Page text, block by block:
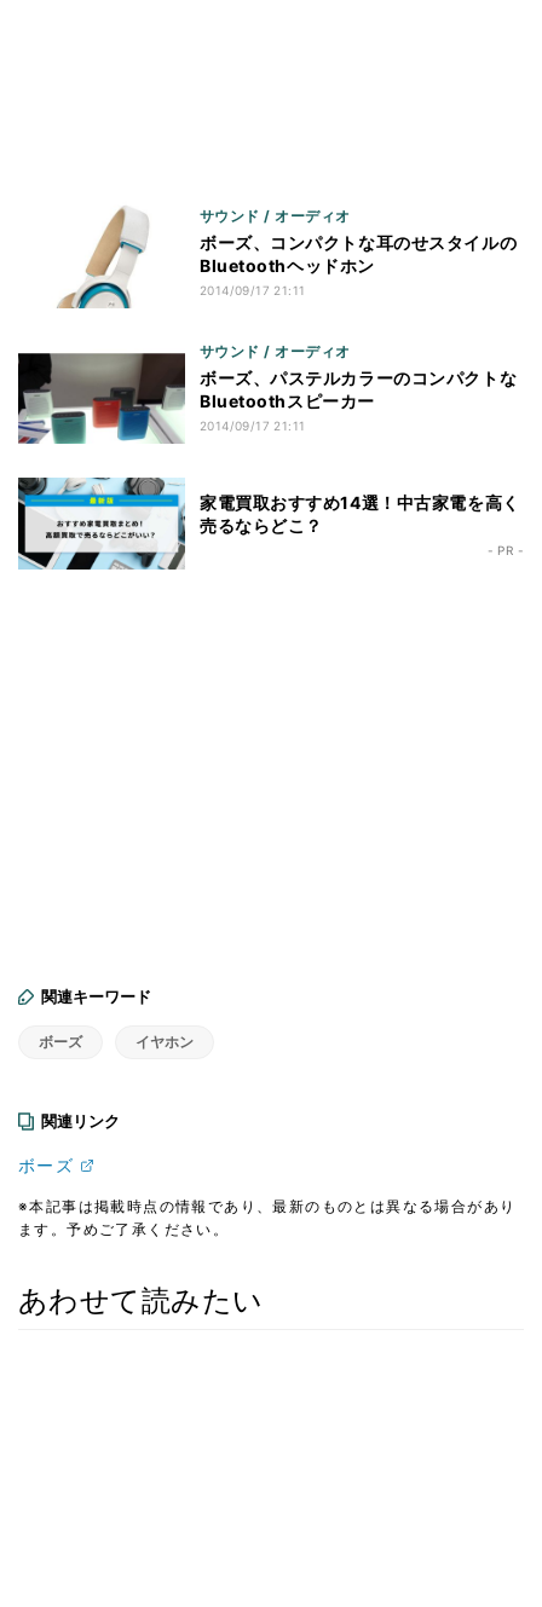
サウンド / オーディオ
ボーズ、コンパクトな耳のせスタイルの
Bluetoothヘッドホン
2014/09/17 21:11
サウンド / オーディオ
ボーズ、パステルカラーのコンパクトな
Bluetoothスピーカー
2014/09/17 21:11
家電買取おすすめ14選！中古家電を高く
売るならどこ？
- PR -
関連キーワード
ボーズ イヤホン
関連リンク
ボーズ
※本記事は掲載時点の情報であり、最新のものとは異なる場合があり
ます。予めご了承ください。
あわせて読みたい